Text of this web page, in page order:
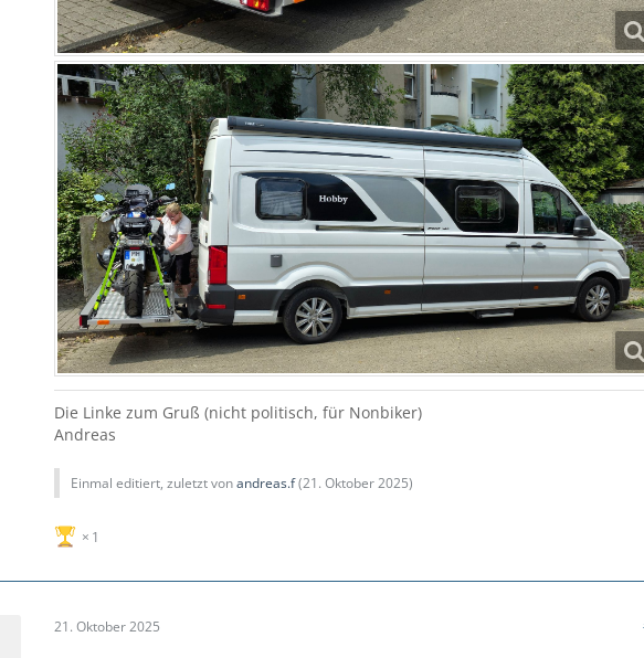
Die Linke zum Gruß (nicht politisch, für Nonbiker)
Andreas
Einmal editiert, zuletzt vonandreas.f(21. Oktober 2025)
1
21. Oktober 2025